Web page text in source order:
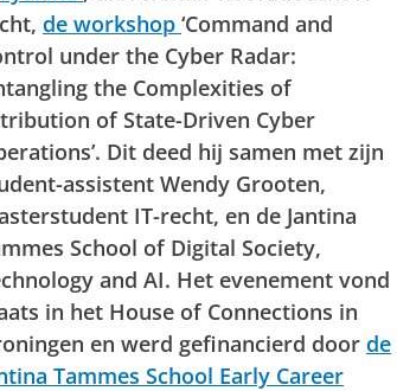
de workshop ‘Command and
under the Cyber Radar:
the Complexities of
of State-Driven Cyber
Dit deed hij samen met zijn
assistent Wendy Grooten,
IT-recht, en de Jantina
School of Digital Society,
and AI. Het evenement vond
in het House of Connections in
en werd gefinancierd door de
Tammes School Early Career